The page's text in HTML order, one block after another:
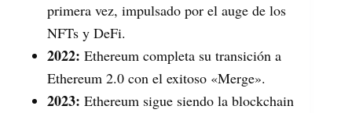
primera vez, impulsado por el auge de los
NFTs y DeFi.
2022: Ethereum completa su transición a
Ethereum 2.0 con el exitoso «Merge».
2023: Ethereum sigue siendo la blockchain